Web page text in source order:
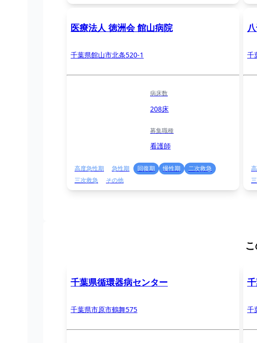
医療法人 徳洲会 館山病院
千葉県館山市北条520-1
病床数
208床
募集職種
看護師
高度急性期 急性期 回復期 慢性期
二次救急
三次救急
その他
千
千葉県循環器病センター
千葉県市原市鶴舞575 千